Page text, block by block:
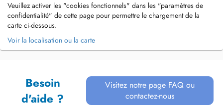
Veuillez activer les "cookies fonctionnels" dans les "paramètres de
confidentialité" de cette page pour permettre le chargement de la
carte ci-dessous.
Voir la localisation ou la carte
Besoin
d'aide ?
Visitez notre page FAQ ou
contactez-nous